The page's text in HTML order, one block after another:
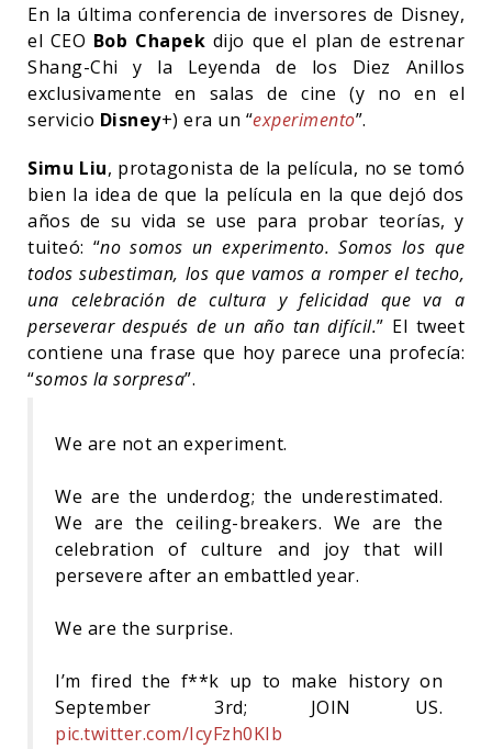
En la última conferencia de inversores de Disney,
el CEO Bob Chapek dijo que el plan de estrenar
Shang-Chi y la Leyenda de los Diez Anillos
exclusivamente en salas de cine (y no en el
servicio Disney+) era un “experimento”.
Simu Liu, protagonista de la película, no se tomó
bien la idea de que la película en la que dejó dos
años de su vida se use para probar teorías, y
tuiteó: “no somos un experimento. Somos los que
todos subestiman, los que vamos a romper el techo,
una celebración de cultura y felicidad que va a
perseverar después de un año tan difícil.” El tweet
contiene una frase que hoy parece una profecía:
“somos la sorpresa”.
We are not an experiment.
We are the underdog; the underestimated.
We are the ceiling-breakers. We are the
celebration of culture and joy that will
persevere after an embattled year.
We are the surprise.
I’m fired the f**k up to make history on
September 3rd; JOIN US.
pic.twitter.com/IcyFzh0KIb